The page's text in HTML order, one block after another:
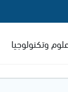
وتكنولوجيا